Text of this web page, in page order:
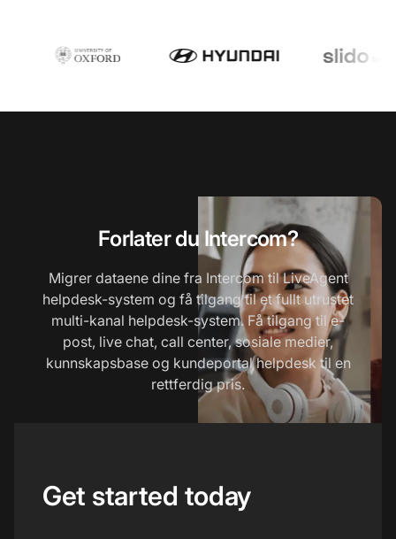
Forlater du Intercom?
Migrer dataene dine fra Intercom til LiveAgent
helpdesk-system og få tilgang til et fullt utrustet
multi-kanal helpdesk-system. Få tilgang til e-
post, live chat, call center, sosiale medier,
kunnskapsbase og kundeportal helpdesk til en
rettferdig pris.
Get started today